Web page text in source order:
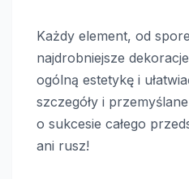
Każdy element, od
najdrobniejsze
ogólną estetykę i
szczegóły i
o sukcesie całego
ani rusz!